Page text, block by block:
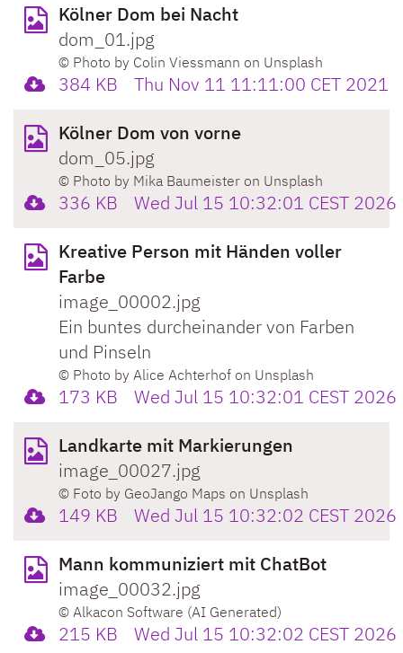
Kölner Dom bei Nacht
dom_01.jpg
© Photo by Colin Viessmann on Unsplash
384 KB
Thu Nov 11 11:11:00 CET 2021
Kölner Dom von vorne
dom_05.jpg
© Photo by Mika Baumeister on Unsplash
336 KB
Wed Jul 15 10:32:01 CEST 2026
Kreative Person mit Händen voller
Farbe
image_00002.jpg
Ein buntes durcheinander von Farben
und Pinseln
© Photo by Alice Achterhof on Unsplash
173 KB
Wed Jul 15 10:32:01 CEST 2026
Landkarte mit Markierungen
image_00027.jpg
© Foto by GeoJango Maps on Unsplash
149 KB
Wed Jul 15 10:32:02 CEST 2026
Mann kommuniziert mit ChatBot
image_00032.jpg
© Alkacon Software (AI Generated)
215 KB
Wed Jul 15 10:32:02 CEST 2026